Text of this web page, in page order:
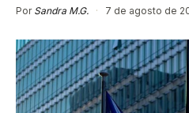
Por Sandra M.G. · 7 de agosto de